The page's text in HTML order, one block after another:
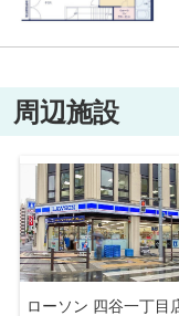
周辺施設
ローソン 四谷一丁目